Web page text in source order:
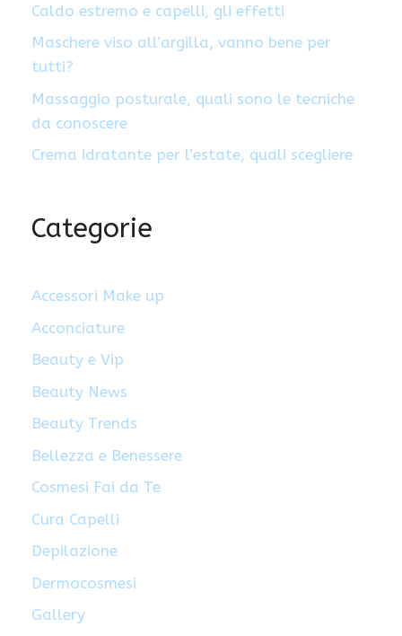
Caldo estremo e capelli, gli effetti
Maschere viso all’argilla, vanno bene per
tutti?
Massaggio posturale, quali sono le tecniche
da conoscere
Crema idratante per l’estate, quali scegliere
Categorie
Accessori Make up
Acconciature
Beauty e Vip
Beauty News
Beauty Trends
Bellezza e Benessere
Cosmesi Fai da Te
Cura Capelli
Depilazione
Dermocosmesi
Gallery